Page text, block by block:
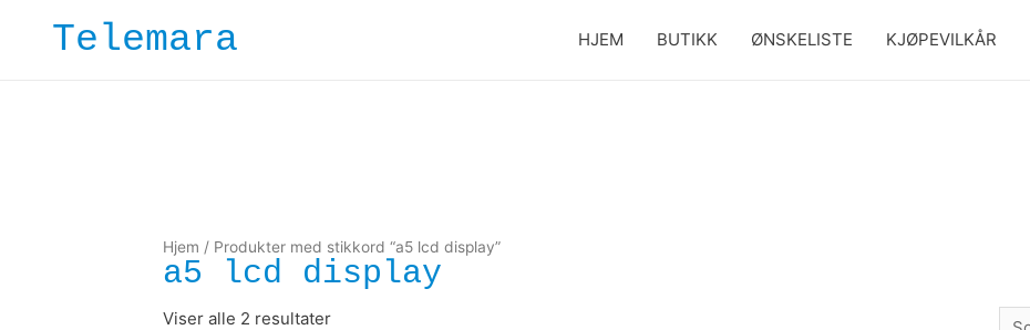
Telemara HJEM BUTIKK ØNSKELISTE KJØPEVILKÅR
Hjem / Produkter med stikkord “a5 lcd display”
a5 lcd display
Viser alle 2 resultater